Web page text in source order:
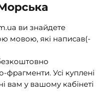
(1015)
(527)
(55)
ви знайдете
мовою, які написав(-
Усі куплені
вам у вашому кабінеті